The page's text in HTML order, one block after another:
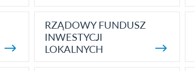
RZĄDOWY FUNDUSZ
INWESTYCJI
LOKALNYCH